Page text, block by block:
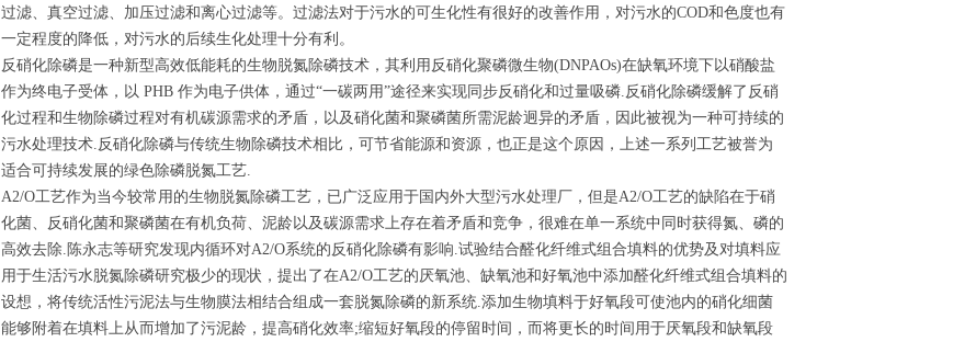
过滤、真空过滤、加压过滤和离心过滤等。过滤法对于污水的可生化性有很好的改善作用，对污水的COD和色度也有
一定程度的降低，对污水的后续生化处理十分有利。
反硝化除磷是一种新型高效低能耗的生物脱氮除磷技术，其利用反硝化聚磷微生物(DNPAOs)在缺氧环境下以硝酸盐
作为终电子受体，以 PHB 作为电子供体，通过“一碳两用”途径来实现同步反硝化和过量吸磷.反硝化除磷缓解了反硝
化过程和生物除磷过程对有机碳源需求的矛盾，以及硝化菌和聚磷菌所需泥龄迥异的矛盾，因此被视为一种可持续的
污水处理技术.反硝化除磷与传统生物除磷技术相比，可节省能源和资源，也正是这个原因，上述一系列工艺被誉为
适合可持续发展的绿色除磷脱氮工艺.
A2/O工艺作为当今较常用的生物脱氮除磷工艺，已广泛应用于国内外大型污水处理厂，但是A2/O工艺的缺陷在于硝
化菌、反硝化菌和聚磷菌在有机负荷、泥龄以及碳源需求上存在着矛盾和竞争，很难在单一系统中同时获得氮、磷的
高效去除.陈永志等研究发现内循环对A2/O系统的反硝化除磷有影响.试验结合醛化纤维式组合填料的优势及对填料应
用于生活污水脱氮除磷研究极少的现状，提出了在A2/O工艺的厌氧池、缺氧池和好氧池中添加醛化纤维式组合填料的
设想，将传统活性污泥法与生物膜法相结合组成一套脱氮除磷的新系统.添加生物填料于好氧段可使池内的硝化细菌
能够附着在填料上从而增加了污泥龄，提高硝化效率;缩短好氧段的停留时间，而将更长的时间用于厌氧段和缺氧段